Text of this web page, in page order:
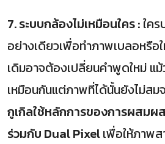
7. ระบบกล้องไม่เหมือนใคร :ใค
อย่างเดียวเพื่อทำภาพเบลอหรือ
เดิมอาจต้องเปลี่ยนคำพูดใหม่ แม้
เหมือนกันแต่ภาพที่ได้นั้นยังไม่สม
กูเกิลใช้หลักการของการผสมผส
ร่วมกับ Dual Pixelเพื่อให้ภาพ